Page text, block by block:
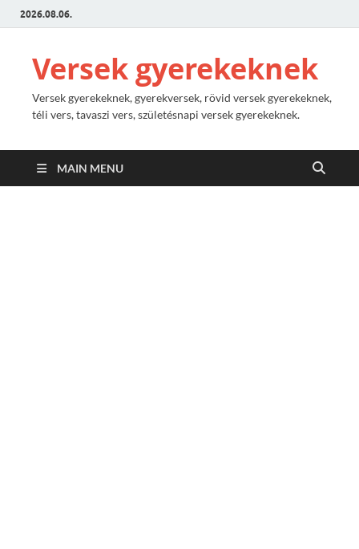
2026.08.06.
Versek gyerekeknek
Versek gyerekeknek, gyerekversek, rövid versek gyerekeknek,
téli vers, tavaszi vers, születésnapi versek gyerekeknek.
MAIN MENU